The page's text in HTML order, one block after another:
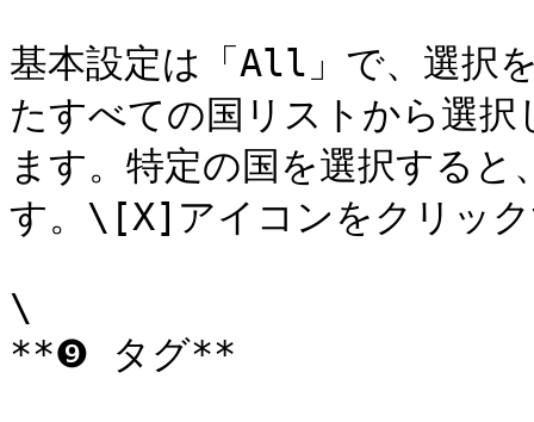
基本設定は「All」で、選択
たすべての国リストから選
ます。特定の国を選択する
す。\[X]アイコンをクリック
\
**❾ タグ**